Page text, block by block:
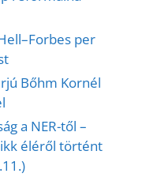
per
Bőhm Kornél
a NER-től –
éléről történt